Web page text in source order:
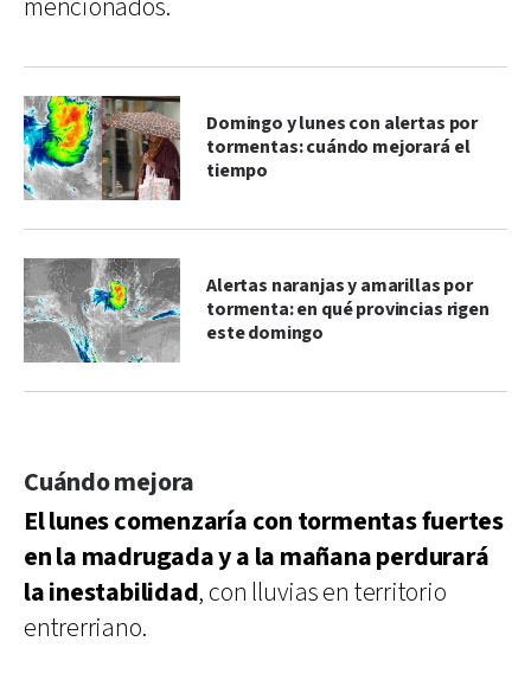
mencionados.
Domingo y lunes con alertas por
tormentas: cuándo mejorará el
tiempo
Alertas naranjas y amarillas por
tormenta: en qué provincias rigen
este domingo
Cuándo mejora
El lunes comenzaría con tormentas fuertes
en la madrugada y a la mañana perdurará
la inestabilidad, con lluvias en territorio
entrerriano.